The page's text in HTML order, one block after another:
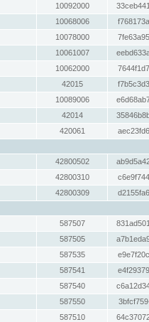
10092000
10068006
10078000
10061007
10062000
42015
10089006
42014
420061
42800502
42800310
42800309
587507
587505
587535
587541
587540
587550
587510